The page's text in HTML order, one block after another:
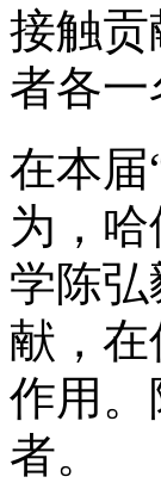
接触
者各一
在本届
为，
学陈
献，
作用
者。